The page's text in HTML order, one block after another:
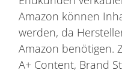
Amazon können
werden, da
Amazon benötigen.
A+ Content, Brand